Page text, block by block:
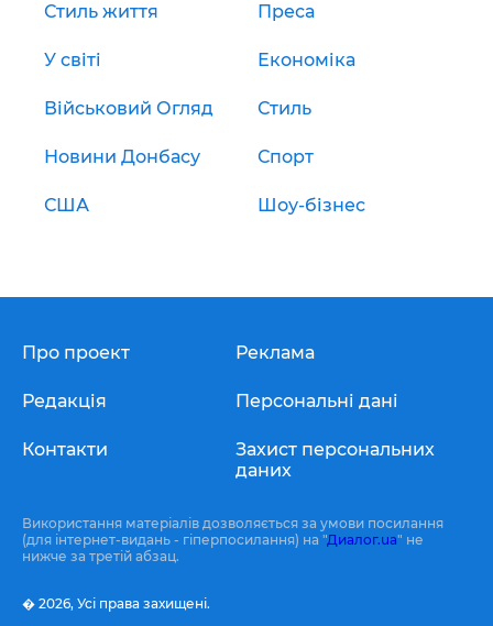
Стиль життя Преса
У світі Економіка
Військовий Огляд Стиль
Новини Донбасу Спорт
США Шоу-бізнес
Про проект
Редакція
Контакти
Реклама
Персональні дані
Захист персональних
даних
Використання матеріалів дозволяється за умови посилання
(для інтернет-видань - гіперпосилання) на "Диалог.ua" не
нижче за третій абзац.
� 2026, Усі права захищені.